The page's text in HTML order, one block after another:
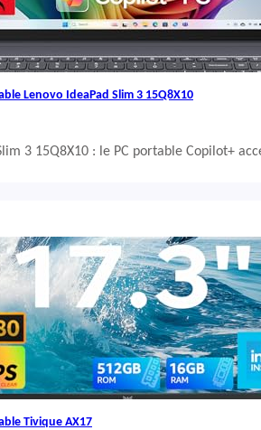
Lenovo IdeaPad Slim 3 15Q8X10
3 15Q8X10 : le PC portable Copilot+
Tivique AX17